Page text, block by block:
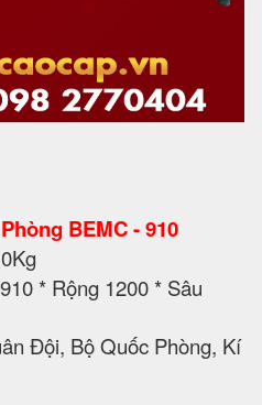
BEMC - 910
* Rộng 1200 * Sâu
Đội, Bộ Quốc Phòng, Kí